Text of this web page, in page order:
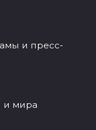
и пресс-
и мира